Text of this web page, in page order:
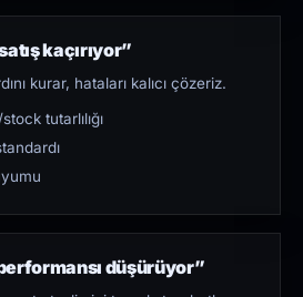
kaçırıyor”
kurar, hataları kalıcı çözeriz.
tutarlılığı
düşürüyor”